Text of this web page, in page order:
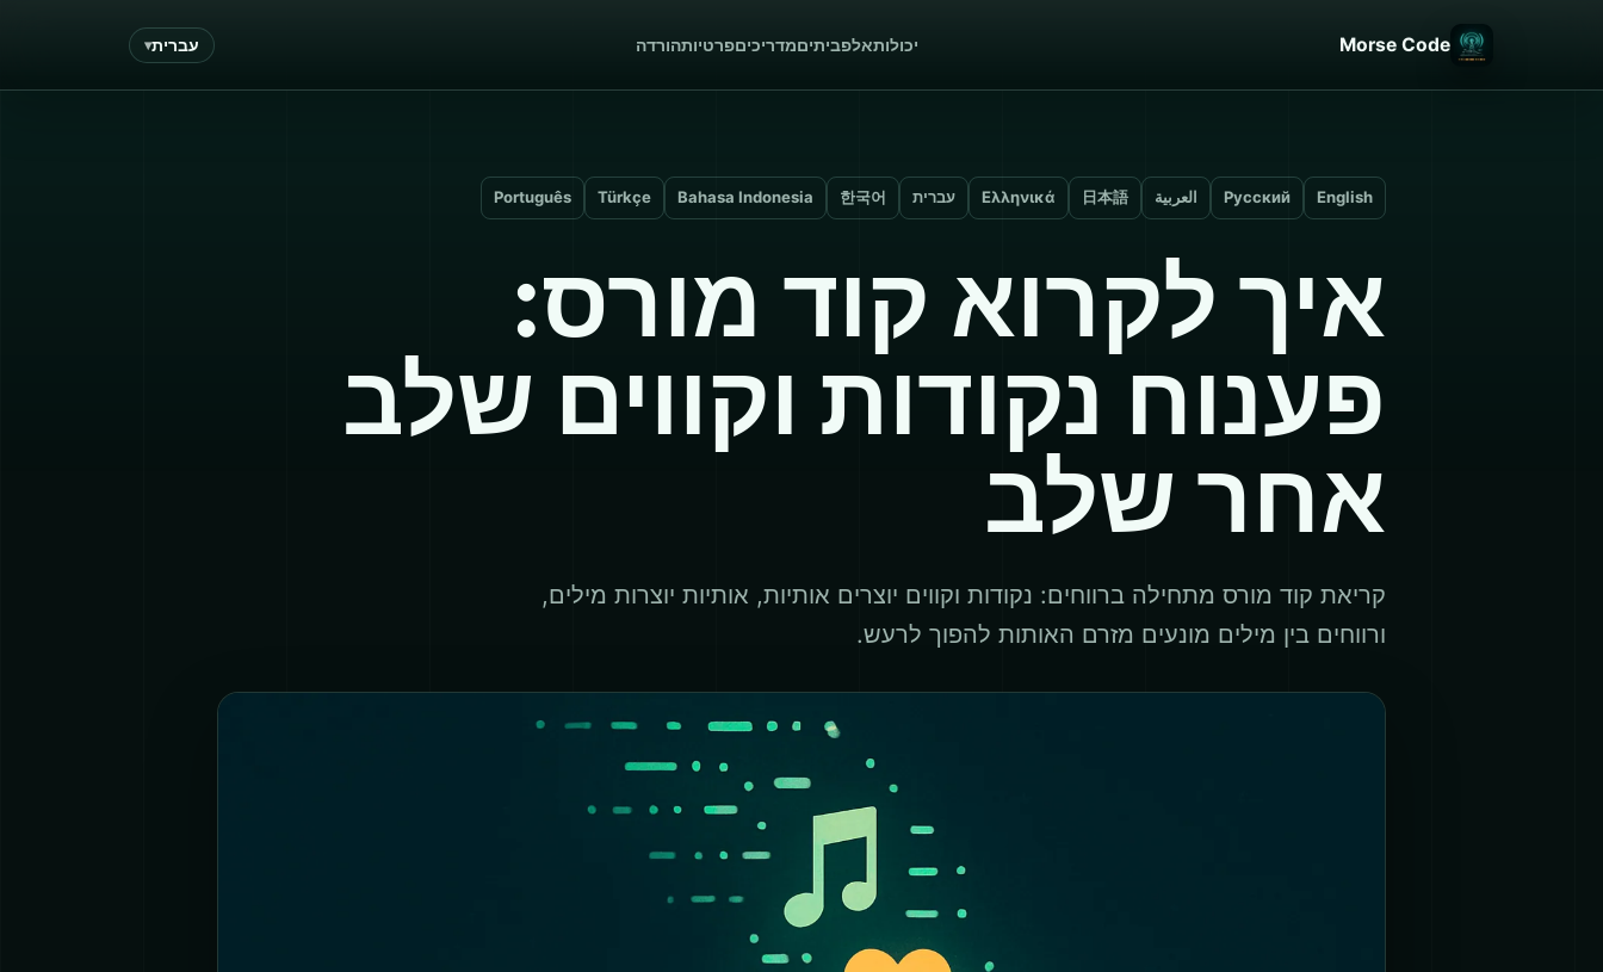
Morse Code יכולותאלפביתיםמדריכיםפרטיותהורדה עברית
English
Русский العربية 日本語
Ελληνικά עברית 한국어
Bahasa Indonesia
Türkçe
Português
איך לקרוא קוד מורס:
פענוח נקודות וקווים שלב
אחר שלב
קריאת קוד מורס מתחילה ברווחים: נקודות וקווים יוצרים אותיות, אותיות יוצרות מילים,
ורווחים בין מילים מונעים מזרם האותות להפוך לרעש.